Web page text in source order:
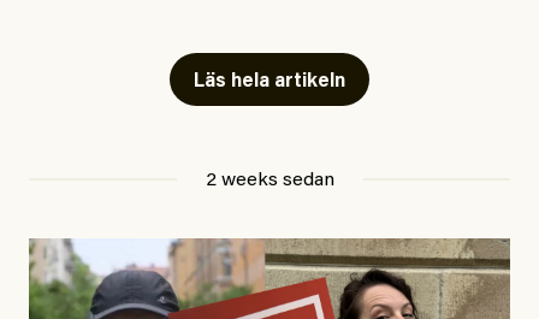
Läs hela artikeln
2 weeks sedan